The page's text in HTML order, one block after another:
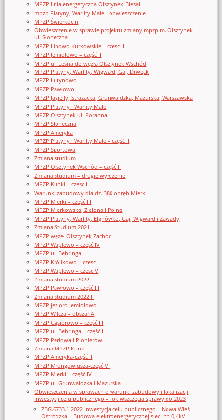
MPZP linia energetyczna Olsztynek-Biesal
mpzp Platyny, Warlity Małe - obwieszczenie
MPZP Świerkocin
Obwieszczenie w sprawie projektu zmiany mpzp m. Olsztynek
ul. Słoneczna
MPZP Lipowo Kurkowskie – czesc II
MPZP Jemiołowo – część II
MPZP ul. Leśna do węzła Olsztynek Wschód
MPZP Platyny, Warlity, Wigwałd, Gaj, Drwęck
MPZP Łutynowo
MPZP Pawłowo
MPZP Jagielly, Strazacka, Grunwaldzka, Mazurska, Warszawska
MPZP Platyny i Warlity Małe
MPZP Olsztynek ul. Poranna
MPZP Słoneczna
MPZP Ameryka
MPZP Platyny i Warlity Małe – część II
MPZP Sportowa
Zmiana studium
MPZP Olsztynek Wschód – część II
Zmiana studium – drugie wyłożenie
MPZP Kunki – czesc I
Warunki zabudowy dla dz. 380 obręb Mierki
MPZP Mierki – część III
MPZP Mierkowska, Zielona i Polna
MPZP Platyny, Warlity, Elgnówko, Gaj, Wigwałd i Zawady
Zmiana Studium 2021
MPZP węzeł Olsztynek Zachód
MPZP Waplewo – część IV
MPZP ul. Behringa
MPZP Królikowo – czesc I
MPZP Waplewo – czesc V
Zmiana studium 2022
MPZP Pawłowo – część III
Zmiana studium 2022 II
MPZP jezioro Jemiołowo
MPZP Wilcza – obszar A
MPZP Gąsiorowo – część III
MPZP ul. Behringa – część II
MPZP Perłowa i Pionierów
Zmiana MPZP Kunki
MPZP Ameryka-część II
MPZP Mrongowiusza-część VI
MPZP Mierki – część IV
MPZP ul. Grunwaldzka i Mazurska
Obwieszczenia w sprawach o warunki zabudowy i lokalizacji
inwestycji celu publicznego – rok wszczęcia sprawy do 2023
ZBG.6733.1.2022 Inwestycja celu publicznego – Nowa Wieś
Ostródzka – Budowa elektroenergetycznej sieci nn 0,4kV